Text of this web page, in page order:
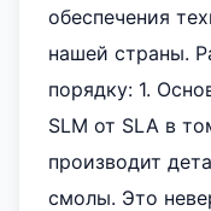
обеспечения
нашей страны.
порядку: 1.
SLM от SLA в
производит
смолы. Это